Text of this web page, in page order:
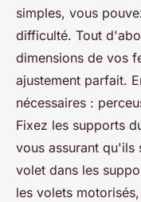
simples, vous
difficulté. Tout
dimensions de vos
ajustement parfait.
nécessaires :
Fixez les supports
vous assurant qu'ils
volet dans les
les volets